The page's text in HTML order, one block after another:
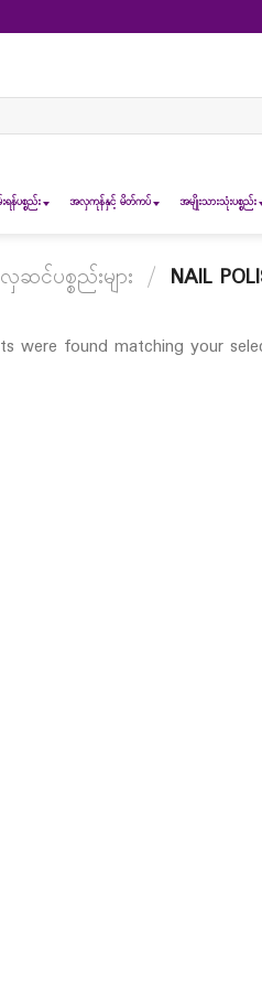
န်ပစ္စည်း အလှကုန်နှင့် မိတ်ကပ် အမျိုးသားသုံးပစ္စည်း
ပစ္စည်းများ / NAIL
were found matching your